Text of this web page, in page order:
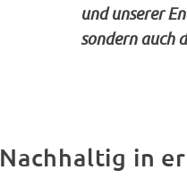
und unserer
sondern auch
Nachhaltig in